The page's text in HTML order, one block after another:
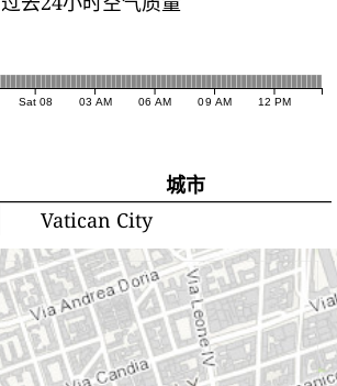
Sat 08 03 AM 06 AM 09 AM 12 PM
城市
Vatican City